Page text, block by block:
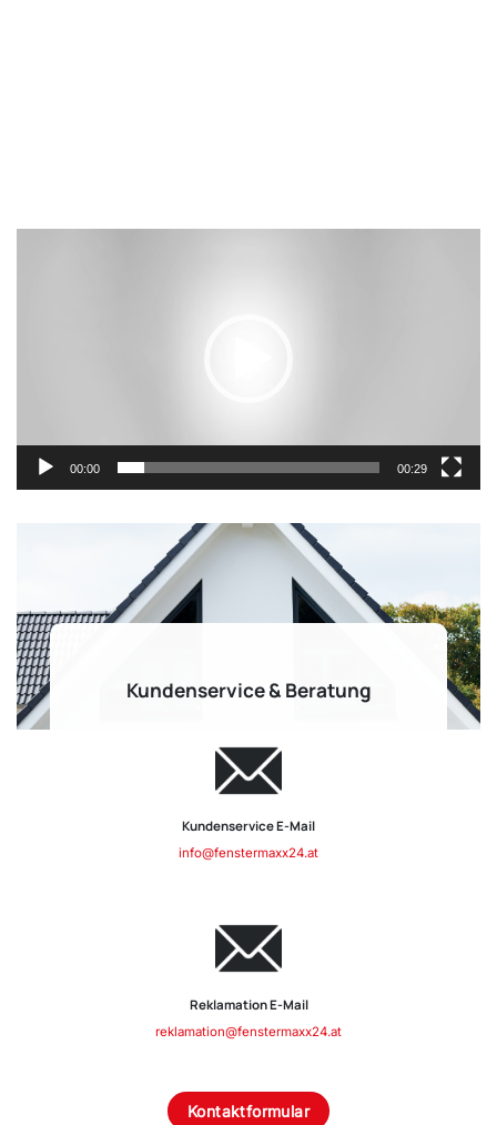
00:00 00:29
Kundenservice & Beratung
Kundenservice E-Mail
info@fenstermaxx24.at
Reklamation E-Mail
reklamation@fenstermaxx24.at
Kontaktformular